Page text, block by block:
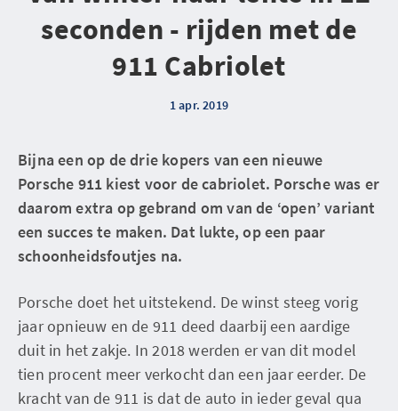
seconden - rijden met de
911 Cabriolet
1 apr. 2019
Bijna een op de drie kopers van een nieuwe
Porsche 911 kiest voor de cabriolet. Porsche was er
daarom extra op gebrand om van de ‘open’ variant
een succes te maken. Dat lukte, op een paar
schoonheidsfoutjes na.
Porsche doet het uitstekend. De winst steeg vorig
jaar opnieuw en de 911 deed daarbij een aardige
duit in het zakje. In 2018 werden er van dit model
tien procent meer verkocht dan een jaar eerder. De
kracht van de 911 is dat de auto in ieder geval qua